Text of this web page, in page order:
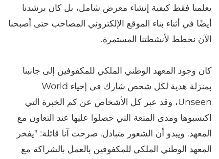
يعلمنا فقط كيفية إنشاء معرض شامل، بل كان يرشدنا
أيضًا في أثناء بناء الموقع الإلكتروني المصاحب حتى أصبحنا
الآن نخطط لأنشطتنا المستمرة.
كان وجود المعهد الوطني الملكي للمكفوفين إلى جانبنا
بمنزلة هدية لكل شخص شارك في إحياء World
Unseen، وقد عبر كل الأشخاص عن كم الخبرة التي
اكتسبوها ومدى المتعة التي حصلوا عليها عند التعاون مع
المعهد. ويبدو أن الشعور متبادل. صرحت آنا قائلة: "يفخر
المعهد الوطني الملكي للمكفوفين بالعمل بالشراكة مع